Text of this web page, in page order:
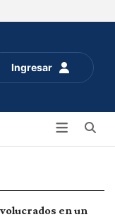
Ingresar
en un